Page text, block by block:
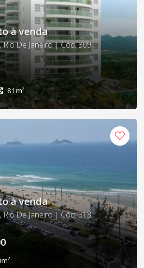
à venda
Rio De Janeiro | Cód. 309
81m²
à venda
Rio De Janeiro | Cód. 313